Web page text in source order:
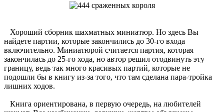
Хороший сборник шахматных миниатюр. Но здесь Вы
найдете партии, которые закончились до 30-го входа
включительно. Миниатюрой считается партия, которая
закончилась до 25-го хода, но автор решил отодвинуть эту
границу, ведь так много красивых партий, которые не
подошли бы в книгу из-за того, что там сделана пара-тройка
лишних ходов.
Книга ориентирована, в первую очередь, на любителей